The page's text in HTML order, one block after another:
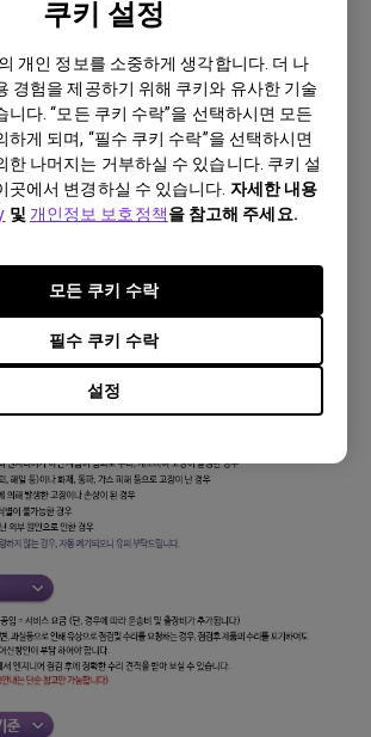
쿠키 설정
개인 정보를 소중하게 생각합니다. 더 나
경험을 제공하기 위해 쿠키와 유사한 기술
니다. “모든 쿠키 수락”을 선택하시면 모든
하게 되며, “필수 쿠키 수락”을 선택하시면
한 나머지는 거부하실 수 있습니다. 쿠키 설
곳에서 변경하실 수 있습니다. 자세한 내용
및 개인정보 보호정책을 참고해 주세요.
설정
필수 쿠키 수락
모든 쿠키 수락